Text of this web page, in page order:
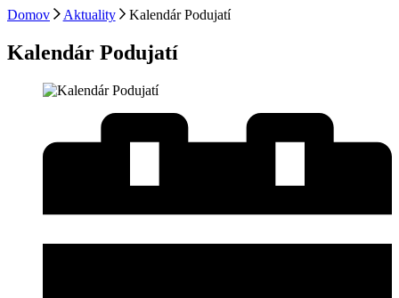
Domov Aktuality Kalendár Podujatí
Kalendár Podujatí